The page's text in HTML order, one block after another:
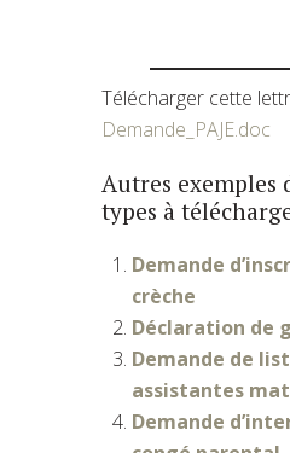
Télécharger cette
Demande_PAJE.doc
Autres exemples
types à
Demande
crèche
Déclaration de
Demande de
assistantes
Demande